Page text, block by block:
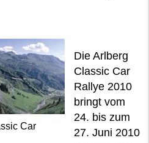
Car
Die Arlberg
Classic Car
Rallye 2010
bringt vom
24. bis zum
27. Juni 2010